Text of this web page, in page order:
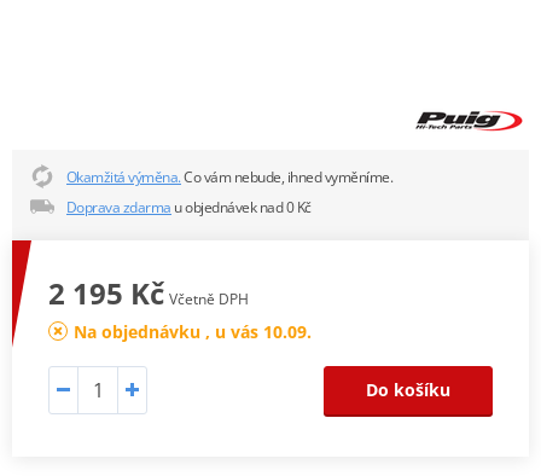
Okamžitá výměna.Co vám nebude, ihned vyměníme.
Doprava zdarma u objednávek nad 0 Kč
2 195 Kč Včetně DPH
Na objednávku , u vás 10.09.
Do košíku